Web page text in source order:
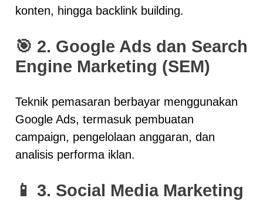
konten, hingga backlink building.
🎯 2. Google Ads dan Search
Engine Marketing (SEM)
Teknik pemasaran berbayar menggunakan
Google Ads, termasuk pembuatan
campaign, pengelolaan anggaran, dan
analisis performa iklan.
📱 3. Social Media Marketing